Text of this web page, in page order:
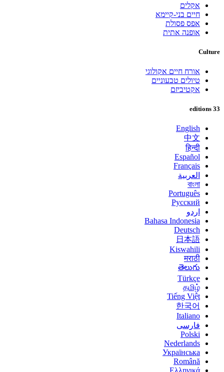
אקלים
חיים בני-קיימא
אפס פסולת
אופנה אתית
Culture
אורח חיים אקולוגי
טיולים טבעוניים
אקטיביזם
33 editions
English
中文
हिन्दी
Español
Français
العربية
বাংলা
Português
Русский
اردو
Bahasa Indonesia
Deutsch
日本語
Kiswahili
मराठी
తెలుగు
Türkçe
தமிழ்
Tiếng Việt
한국어
Italiano
فارسی
Polski
Nederlands
Українська
Română